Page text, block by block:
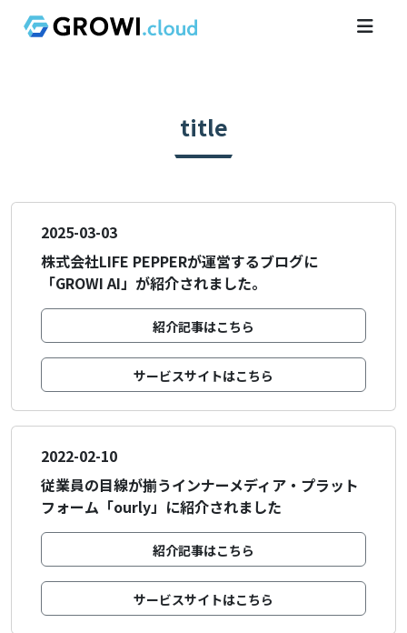
title
2025-03-03
株式会社LIFE PEPPERが運営するブログに
「GROWI AI」が紹介されました。
紹介記事はこちら
サービスサイトはこちら
2022-02-10
従業員の目線が揃うインナーメディア・プラット
フォーム「ourly」に紹介されました
紹介記事はこちら
サービスサイトはこちら